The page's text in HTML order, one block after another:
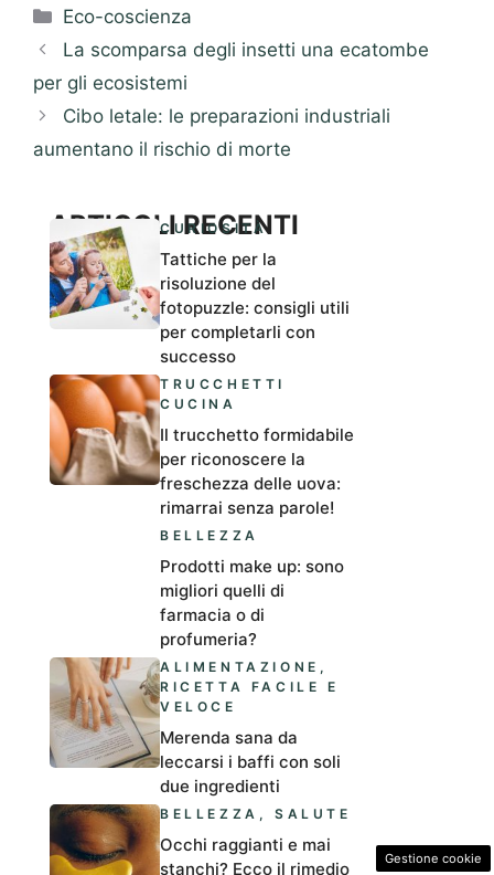
Categorie
Eco-coscienza
La scomparsa degli insetti una ecatombe
per gli ecosistemi
Cibo letale: le preparazioni industriali
aumentano il rischio di morte
ARTICOLI RECENTI
CURIOSITÀ
Tattiche per la
risoluzione del
fotopuzzle: consigli utili
per completarli con
successo
TRUCCHETTI
CUCINA
Il trucchetto formidabile
per riconoscere la
freschezza delle uova:
rimarrai senza parole!
BELLEZZA
Prodotti make up: sono
migliori quelli di
farmacia o di
profumeria?
ALIMENTAZIONE ,
RICETTA FACILE E
VELOCE
Merenda sana da
leccarsi i baffi con soli
due ingredienti
BELLEZZA ,SALUTE
Occhi raggianti e mai
stanchi? Ecco il rimedio
Gestione cookie